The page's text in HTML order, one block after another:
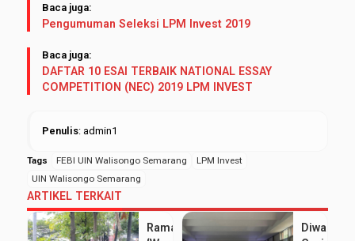
Baca juga:
Pengumuman Seleksi LPM Invest 2019
Baca juga:
DAFTAR 10 ESAI TERBAIK NATIONAL ESSAY
COMPETITION (NEC) 2019 LPM INVEST
Penulis: admin1
Tags FEBI UIN Walisongo Semarang
LPM Invest
UIN Walisongo Semarang
ARTIKEL TERKAIT
Ramai
Diwarnai